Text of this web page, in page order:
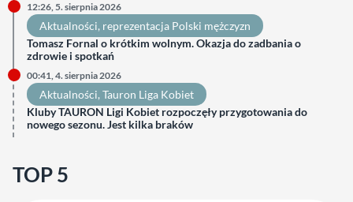
12:26, 5. sierpnia 2026
Aktualności, reprezentacja Polski mężczyzn
Tomasz Fornal o krótkim wolnym. Okazja do zadbania o
zdrowie i spotkań
00:41, 4. sierpnia 2026
Aktualności, Tauron Liga Kobiet
Kluby TAURON Ligi Kobiet rozpoczęły przygotowania do
nowego sezonu. Jest kilka braków
TOP 5